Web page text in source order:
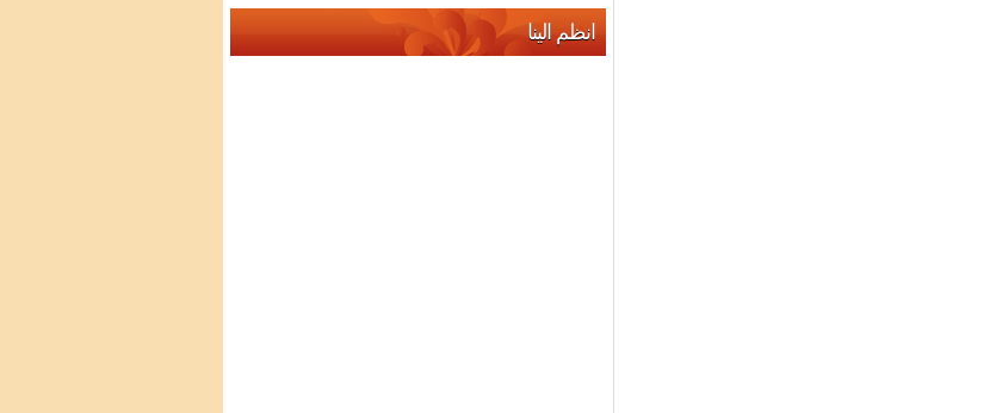
انظم الينا